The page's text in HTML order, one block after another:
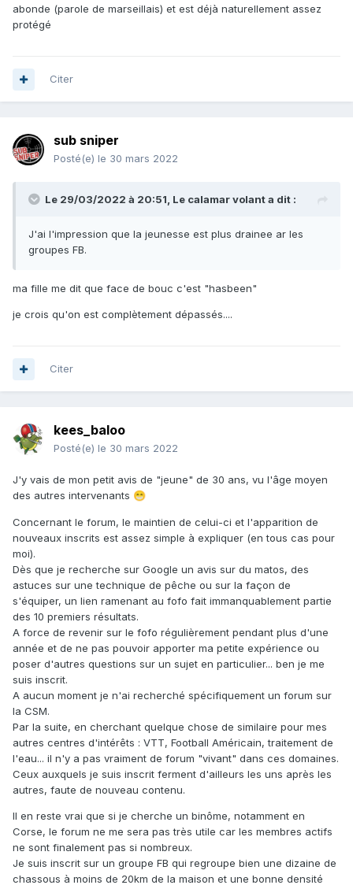
abonde (parole de marseillais) et est déjà naturellement assez
protégé
Citer
sub sniper
Posté(e) le 30 mars 2022
Le 29/03/2022 à 20:51, Le calamar volanta dit :
J'ai l'impression que la jeunesse est plus drainee ar les
groupes FB.
ma fille me dit que face de bouc c'est "hasbeen"
je crois qu'on est complètement dépassés....
Citer
kees_baloo
Posté(e) le 30 mars 2022
J'y vais de mon petit avis de "jeune" de 30 ans, vu l'âge moyen
des autres intervenants 😁
Concernant le forum, le maintien de celui-ci et l'apparition de
nouveaux inscrits est assez simple à expliquer (en tous cas pour
moi).
Dès que je recherche sur Google un avis sur du matos, des
astuces sur une technique de pêche ou sur la façon de
s'équiper, un lien ramenant au fofo fait immanquablement partie
des 10 premiers résultats.
A force de revenir sur le fofo régulièrement pendant plus d'une
année et de ne pas pouvoir apporter ma petite expérience ou
poser d'autres questions sur un sujet en particulier... ben je me
suis inscrit.
A aucun moment je n'ai recherché spécifiquement un forum sur
la CSM.
Par la suite, en cherchant quelque chose de similaire pour mes
autres centres d'intérêts : VTT, Football Américain, traitement de
l'eau... il n'y a pas vraiment de forum "vivant" dans ces domaines.
Ceux auxquels je suis inscrit ferment d'ailleurs les uns après les
autres, faute de nouveau contenu.
Il en reste vrai que si je cherche un binôme, notamment en
Corse, le forum ne me sera pas très utile car les membres actifs
ne sont finalement pas si nombreux.
Je suis inscrit sur un groupe FB qui regroupe bien une dizaine de
chassous à moins de 20km de la maison et une bonne densité